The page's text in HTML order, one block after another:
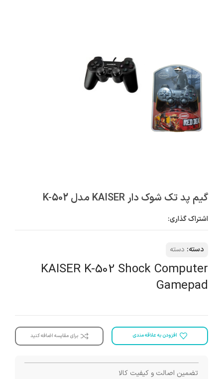
گیم پد تک شوک دار KAISER مدل K-502
اشتراک گذاری:
دسته: دسته
KAISER K-502 Shock Computer
Gamepad
افزودن به علاقه مندی برای مقایسه اضافه کنید
تضمین اصالت و کیفیت کالا